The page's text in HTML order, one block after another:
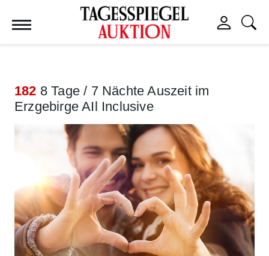
182 8 Tage / 7 Nächte Auszeit im
Erzgebirge AIl Inclusive